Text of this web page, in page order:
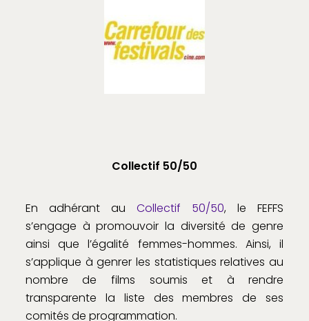
Collectif 50/50
En adhérant au Collectif 50/50, le FEFFS
s’engage à promouvoir la diversité de genre
ainsi que l’égalité femmes-hommes. Ainsi, il
s’applique à genrer les statistiques relatives au
nombre de films soumis et à rendre
transparente la liste des membres de ses
comités de programmation.